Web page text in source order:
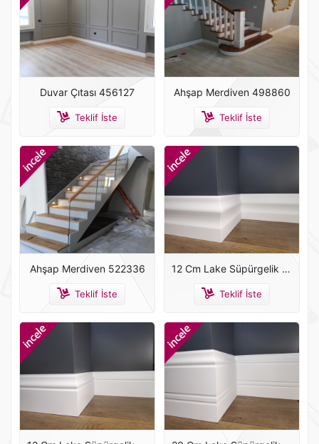
Duvar Çıtası 456127
Teklif İste
Ahşap Merdiven 498860
Teklif İste
Ahşap Merdiven 522336
Teklif İste
12 Cm Lake Süpürgelik Beyaz
Teklif İste